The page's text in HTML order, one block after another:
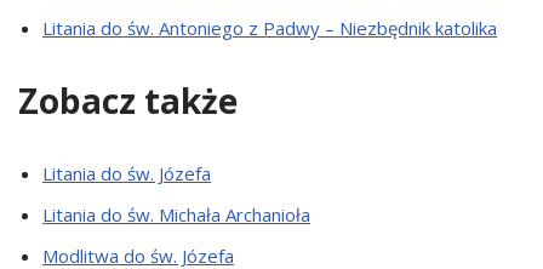
Litania do św. Antoniego z Padwy – Niezbędnik katolika
Zobacz także
Litania do św. Józefa
Litania do św. Michała Archanioła
Modlitwa do św. Józefa